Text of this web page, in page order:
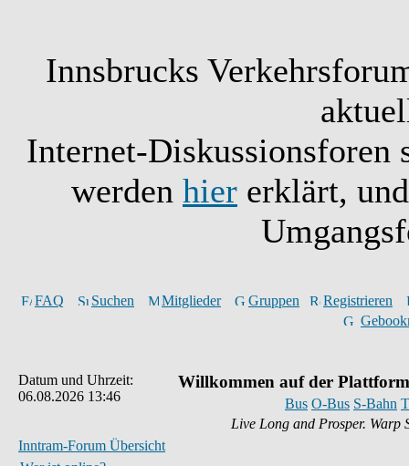
Innsbrucks
Internet-Diskussionsforen
werden hier erklärt,
FAQ Suchen Mitglieder Gruppen
Registrieren
Datum und Uhrzeit:
06.08.2026 13:46
Inntram-Forum Übersicht
Willkommen auf der
Bus O-Bus S-Bahn
Live Long and Prosper. Warp